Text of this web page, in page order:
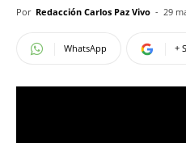
Por Redacción Carlos Paz Vivo - 29
WhatsApp +